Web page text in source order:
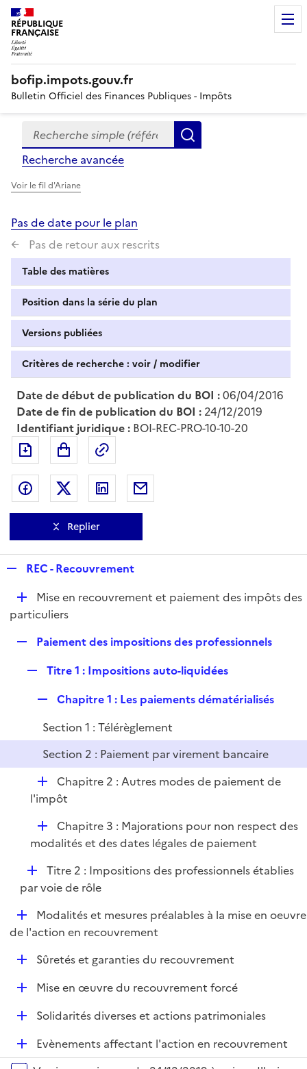
RÉPUBLIQUE
FRANÇAISE
bofip.impots.gouv.fr
Bulletin Officiel des Finances Publiques - Impôts
Formulaire
de
recherche
Recherche simple (références, mots clés, partie du
Recherche avancée
Voir le fil d'Ariane
Pas de date pour le plan
Pas de retour aux rescrits
Table des matières
Position dans la série du plan
Versions publiées
Critères de recherche : voir / modifier
Date de début de publication du BOI :06/04/2016
Date de fin de publication du BOI : 24/12/2019
Identifiant juridique : BOI-REC-PRO-10-10-20
Exporter le document au format pdf
Partager sur Facebook
Partager sur Twitter
Partager sur LinkedIn
Replier
p
l
REC - Recouvrement
D
é
Mise en recouvrement et paiement des impôts des
particuliers
p
r
Paiement des impositions des professionnels
p
e
r
Titre 1 : Impositions auto-liquidées
p
i
r
Chapitre 1 : Les paiements dématérialisés
Section 1 : Télérèglement
Section 2 : Paiement par virement bancaire
D
é
i
e
r
Chapitre 2 : Autres modes de paiement de
l'impôt
D
é
l
i
r
Chapitre 3 : Majorations pour non respect des
modalités et des dates légales de paiement
D
é
l
i
e
r
Titre 2 : Impositions des professionnels établies
par voie de rôle
D
é
Modalités et mesures préalables à la mise en oeuvre
de l'action en recouvrement
D
r
Sûretés et garanties du recouvrement
DMise en œuvre du recouvrement forcé
DSolidarités diverses et actions patrimoniales
D
é
Evènements affectant l'action en recouvrement